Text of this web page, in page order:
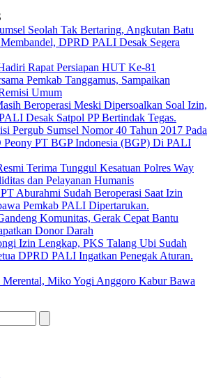
Seolah Tak Bertaring, Angkutan Batu
DPRD PALI Desak Segera
Rapat Persiapan HUT Ke-81
Pemkab Tanggamus, Sampaikan
Umum
Beroperasi Meski Dipersoalkan Soal Izin,
Desak Satpol PP Bertindak Tegas.
Pergub Sumsel Nomor 40 Tahun 2017 Pada
Peony PT BGP Indonesia (BGP) Di PALI
Terima Tunggul Kesatuan Polres Way
dan Pelayanan Humanis
Aburahmi Sudah Beroperasi Saat Izin
Pemkab PALI Dipertarukan.
Komunitas, Gerak Cepat Bantu
Donor Darah
Izin Lengkap, PKS Talang Ubi Sudah
DPRD PALI Ingatkan Penegak Aturan.
Merental, Miko Yogi Anggoro Kabur Bawa